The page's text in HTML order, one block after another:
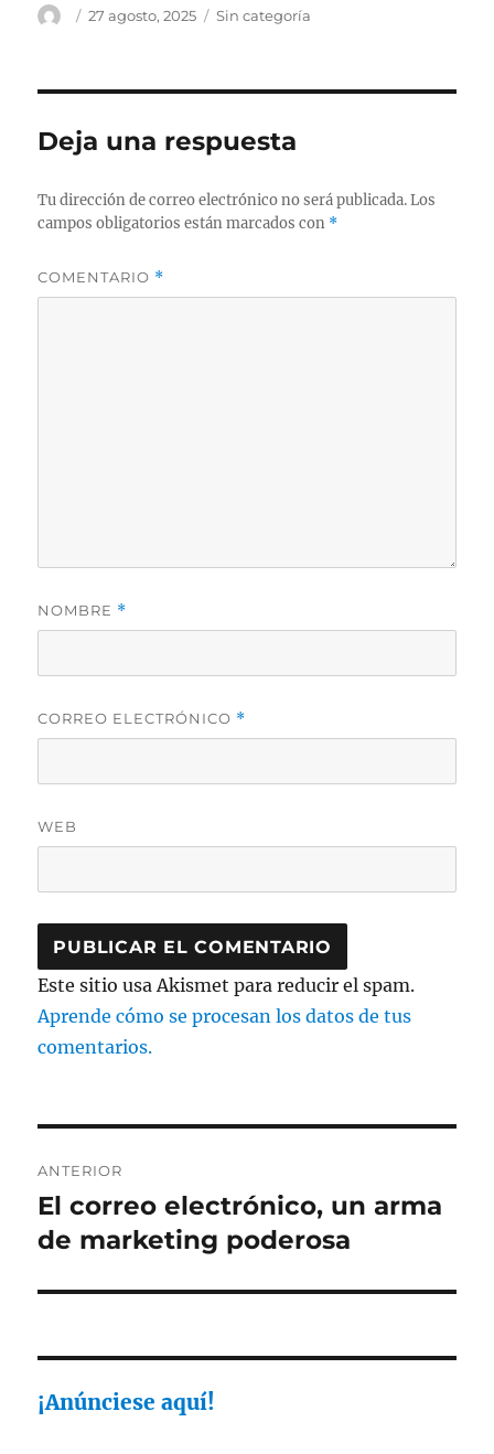
AutorPublicado
27 agosto, 2025 Categorías
Sin categoría
Deja una respuesta
Tu dirección de correo electrónico no será publicada. Los
campos obligatorios están marcados con *
COMENTARIO *
NOMBRE *
CORREO ELECTRÓNICO *
WEB
Este sitio usa Akismet para reducir el spam.
Aprende cómo se procesan los datos de tus
comentarios.
de
entradas
ANTERIOR
Entrada
anterior:
El correo electrónico, un arma
de marketing poderosa
¡Anúnciese aquí!